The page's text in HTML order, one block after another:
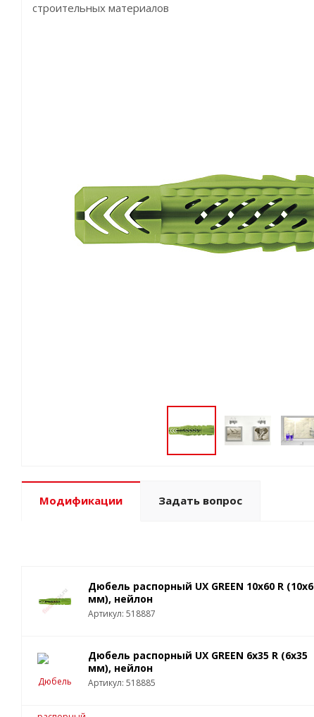
строительных материалов
Модификации Задать вопрос
Дюбель распорный UX GREEN 10x60 R
мм), нейлон
Артикул: 518887
Дюбель распорный UX GREEN 6x35 R (6x35
мм), нейлон
Артикул: 518885